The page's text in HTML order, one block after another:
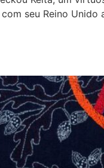
seu Reino